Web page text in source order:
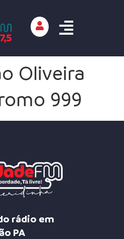
Oliveira
999
rádio em
PA